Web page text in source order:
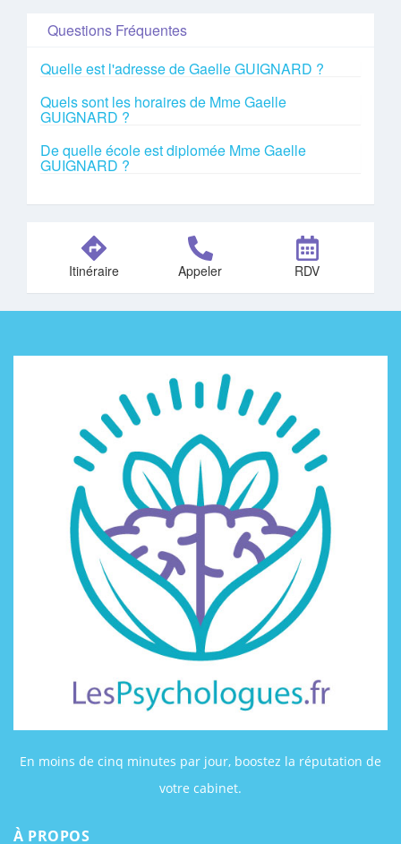
Questions Fréquentes
Quelle est l'adresse de Gaelle GUIGNARD ?
Quels sont les horaires de Mme Gaelle
GUIGNARD ?
De quelle école est diplomée Mme Gaelle
GUIGNARD ?
Itinéraire Appeler RDV
En moins de cinq minutes par jour, boostez la réputation de
votre cabinet.
À PROPOS